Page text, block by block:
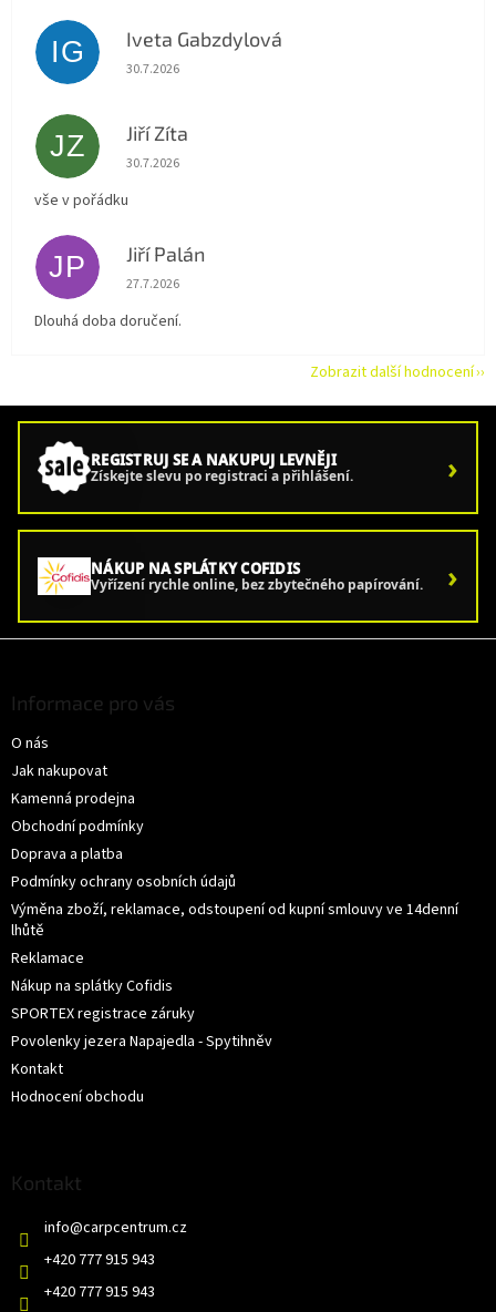
IG Iveta Gabzdylová
Hodnocení obchodu je 5 z 5 hvězdiček.
30.7.2026
JZ Jiří Zíta
Hodnocení obchodu je 5 z 5 hvězdiček.
30.7.2026
vše v pořádku
JP Jiří Palán
Hodnocení obchodu je 5 z 5 hvězdiček.
27.7.2026
Dlouhá doba doručení.
Zobrazit další hodnocení
REGISTRUJ SE A NAKUPUJ LEVNĚJI
Získejte slevu po registraci a přihlášení. ›
NÁKUP NA SPLÁTKY COFIDIS
Vyřízení rychle online, bez zbytečného papírování. ›
Informace pro vás
O nás
Jak nakupovat
Kamenná prodejna
Obchodní podmínky
Doprava a platba
Podmínky ochrany osobních údajů
Výměna zboží, reklamace, odstoupení od kupní smlouvy ve 14denní
lhůtě
Reklamace
Nákup na splátky Cofidis
SPORTEX registrace záruky
Povolenky jezera Napajedla - Spytihněv
Kontakt
Hodnocení obchodu
Kontakt
info@carpcentrum.cz
+420 777 915 943
+420 777 915 943